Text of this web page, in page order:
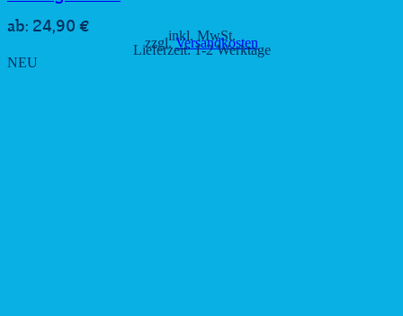
ab: 24,90 € inkl. MwSt.
zzgl.Versandkosten
Lieferzeit:1-2 Werktage
NEU